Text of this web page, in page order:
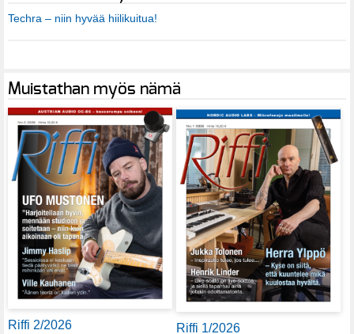
Techra – niin hyvää hiilikuitua!
Muistathan myös nämä
Riffi 2/2026 Riffi 1/2026